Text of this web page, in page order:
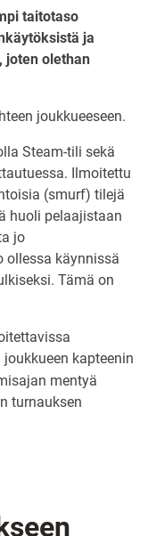
taitotaso
ja
joten olethan
joukkueeseen.
Steam-tili sekä
Ilmoitettu
(smurf) tilejä
huoli pelaajistaan
jo
ollessa käynnissä
Tämä on
kapteenin
mentyä
turnauksen